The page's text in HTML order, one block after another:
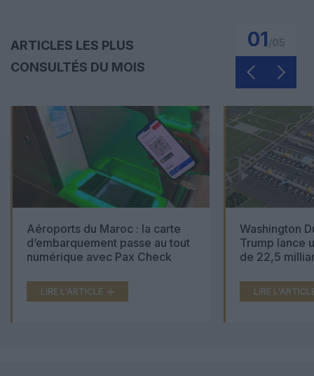
ARTICLES LES PLUS
CONSULTÉS DU MOIS
01
Aéroports du Maroc : la carte
d’embarquement passe au tout
numérique avec Pax Check
LIRE L'ARTICLE
Washington
Trump lance
de 22,5
LIRE